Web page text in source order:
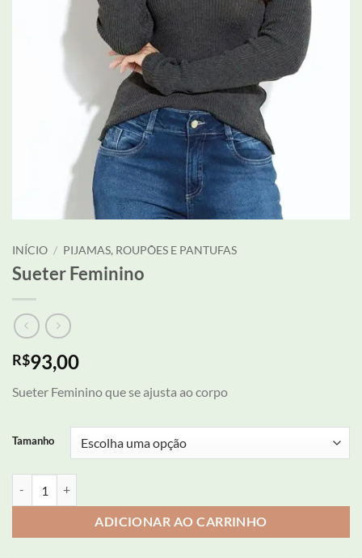
INÍCIO / PIJAMAS, ROUPÕES E PANTUFAS
Sueter Feminino
R$93,00
Sueter Feminino que se ajusta ao corpo
Tamanho
ADICIONAR AO CARRINHO